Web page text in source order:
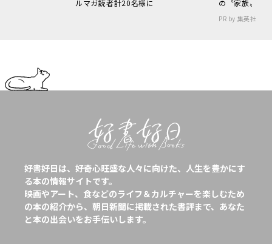
ルマガ読者計20名様に
の〝家族〟
PR by 集英社
好書好日は、好奇心旺盛な人々に向けた、人生を豊かにす
る本の情報サイトです。
映画やアート、食などのライフ＆カルチャーを楽しむため
の本の紹介から、朝日新聞に掲載された書評まで、あなた
と本の出会いをお手伝いします。